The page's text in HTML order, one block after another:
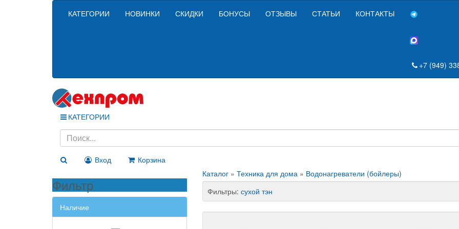
КАТЕГОРИИ НОВИНКИ СКИДКИ БОНУСЫ ОТЗЫВЫ СТАТЬИ КОНТАКТЫ
+7 (949)
КАТЕГОРИИ
Вход Корзина
Фильтр
Наличие
Каталог» Техника для дома » Водонагреватели (бойлеры)
Фильтры: сухой тэн